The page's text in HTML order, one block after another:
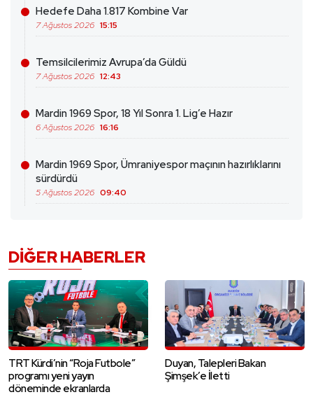
Hedefe Daha 1.817 Kombine Var
7 Ağustos 2026 15:15
Temsilcilerimiz Avrupa’da Güldü
7 Ağustos 2026 12:43
Mardin 1969 Spor, 18 Yıl Sonra 1. Lig’e Hazır
6 Ağustos 2026 16:16
Mardin 1969 Spor, Ümraniyespor maçının hazırlıklarını
sürdürdü
5 Ağustos 2026 09:40
DIĞER HABERLER
TRT Kürdi’nin “Roja Futbole”
programı yeni yayın
döneminde ekranlarda
Duyan, Talepleri Bakan
Şimşek’e İletti